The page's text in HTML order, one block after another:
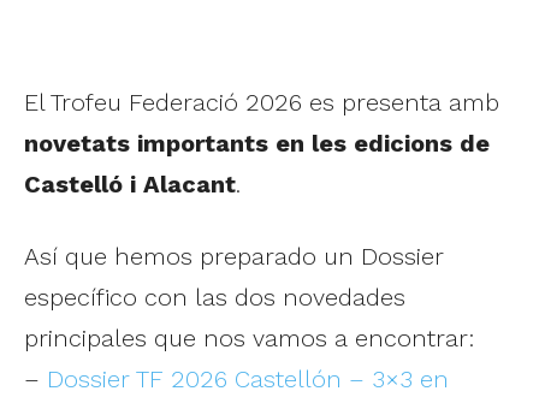
El Trofeu Federació 2026 es presenta amb
novetats importants en les edicions de
Castelló i Alacant.
Así que hemos preparado un Dossier
específico con las dos novedades
principales que nos vamos a encontrar:
– Dossier TF 2026 Castellón – 3×3 en